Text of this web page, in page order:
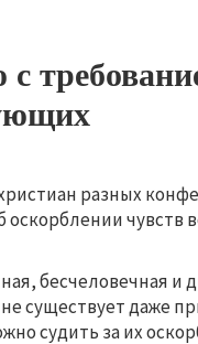
разных
оскорблении
бесчеловечная и
существует даже
судить за их